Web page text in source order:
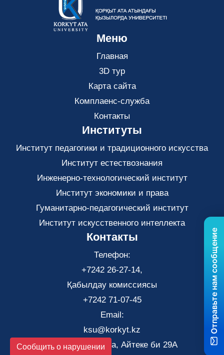
Меню
Главная
3D тур
Карта сайта
Комплаенс-служба
Контакты
Институты
Институт педагогики и традиционного искусства
Институт естествознания
Инженерно-технологический институт
Институт экономики и права
Гуманитарно-педагогический институт
Институт искусственного интеллекта
Контакты
Телефон:
+7242 26-27-14,
Қабылдау комиссиясы
+7242 71-07-45
Email:
ksu@korkyt.kz
Город Кызылорда, Айтеке би 29А
Сообщить о нарушении
Отправьте нам сообщение